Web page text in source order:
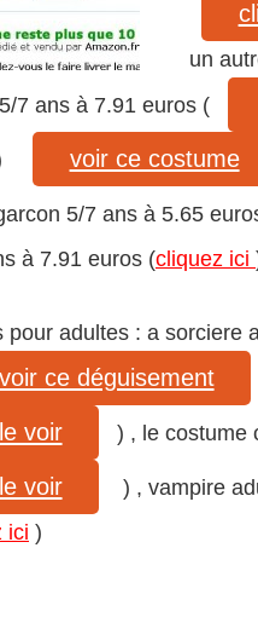
un
7 ans à 7.91 euros (
voir ce costume
5/7 ans à 5.65
à 7.91 euros (cliquez ici
pour adultes : a sorciere
ce déguisement
voir ) , le costume
voir ) , vampire
ici )